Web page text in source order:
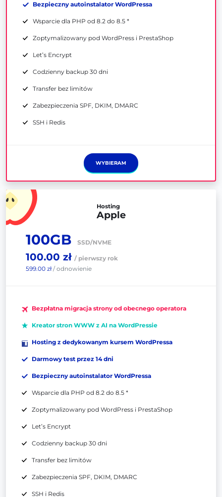
Bezpieczny autoinstalator WordPressa
Wsparcie dla PHP od 8.2 do 8.5 *
Zoptymalizowany pod WordPress i PrestaShop
Let’s Encrypt
Codzienny backup 30 dni
Transfer bez limitów
Zabezpieczenia SPF, DKIM, DMARC
SSH i Redis
WYBIERAM
Hosting
Apple
100GB SSD/NVME
100.00 zł / pierwszy rok
599.00 zł/ odnowienie
Bezpłatna migracja strony od obecnego operatora
Kreator stron WWW z AI na WordPressie
Hosting z dedykowanym kursem WordPressa
Darmowy test przez 14 dni
Bezpieczny autoinstalator WordPressa
Wsparcie dla PHP od 8.2 do 8.5 *
Zoptymalizowany pod WordPress i PrestaShop
Let’s Encrypt
Codzienny backup 30 dni
Transfer bez limitów
Zabezpieczenia SPF, DKIM, DMARC
SSH i Redis